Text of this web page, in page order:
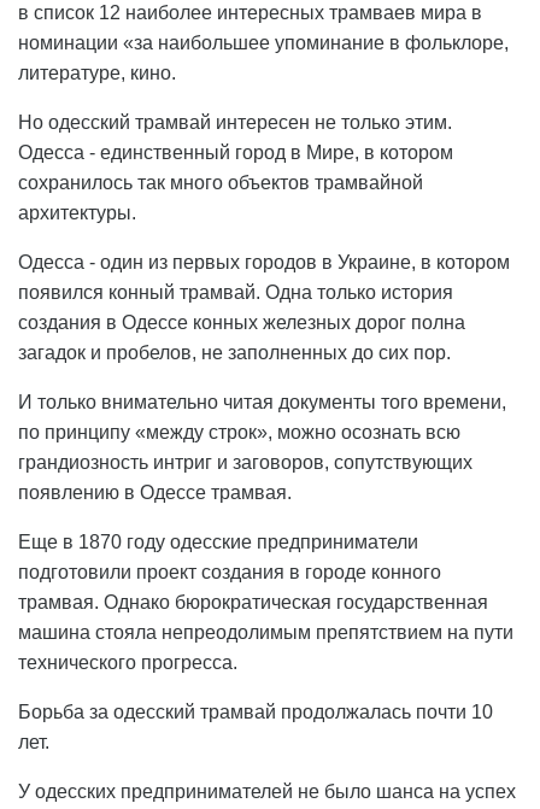
в список 12 наиболее интересных трамваев мира в
номинации «за наибольшее упоминание в фольклоре,
литературе, кино.
Но одесский трамвай интересен не только этим.
Одесса - единственный город в Мире, в котором
сохранилось так много объектов трамвайной
архитектуры.
Одесса - один из первых городов в Украине, в котором
появился конный трамвай. Одна только история
создания в Одессе конных железных дорог полна
загадок и пробелов, не заполненных до сих пор.
И только внимательно читая документы того времени,
по принципу «между строк», можно осознать всю
грандиозность интриг и заговоров, сопутствующих
появлению в Одессе трамвая.
Еще в 1870 году одесские предприниматели
подготовили проект создания в городе конного
трамвая. Однако бюрократическая государственная
машина стояла непреодолимым препятствием на пути
технического прогресса.
Борьба за одесский трамвай продолжалась почти 10
лет.
У одесских предпринимателей не было шанса на успех